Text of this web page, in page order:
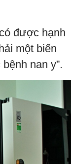
được hạnh
một biến
nan y”.